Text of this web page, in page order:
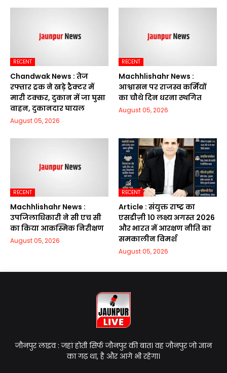
RECENT
Chandwak News : तेज
रफ्तार ट्रक ने खड़े ट्रैक्टर में
मारी टक्कर, दुकान में जा घुसा
वाहन, दुकानदार घायल
August 05, 2026
RECENT
Machhlishahr News :
आश्वासन पर राजस्व कर्मियों
का चौथे दिन धरना स्थगित
August 05, 2026
RECENT
Machhlishahr News :
उपजिलाधिकारी ने सी एच सी
का किया आकस्मिक निरीक्षण
August 05, 2026
RECENT
Article : संयुक्त राष्ट्र का
एसडीज़ी 10 लक्ष्य अगस्त 2026
और भारत में आरक्षण नीति का
समकालीन विमर्श
August 05, 2026
जौनपुर लाइव : जहां होती सिर्फ जौनपुर की बात। वह जौनपुर जो ज्ञान
का गढ़ था, है और आगे भी रहेगा।